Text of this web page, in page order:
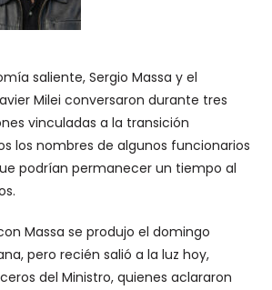
saliente, Sergio Massa y el
Milei conversaron durante tres
vinculadas a la transición
los nombres de algunos funcionarios
podrían permanecer un tiempo al
Massa se produjo el domingo
pero recién salió a la luz hoy,
del Ministro, quienes aclararon